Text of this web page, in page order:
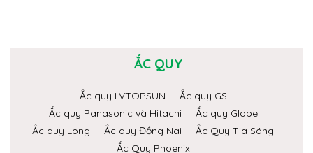
ẮC QUY
Ắc quy LVTOPSUN
Ắc quy GS
Ắc quy Panasonic và Hitachi
Ắc quy Globe
Ắc quy Long
Ắc quy Đồng Nai
Ắc Quy Tia Sáng
Ắc Quy Phoenix